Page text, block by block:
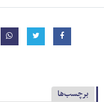
برچسب‌ها